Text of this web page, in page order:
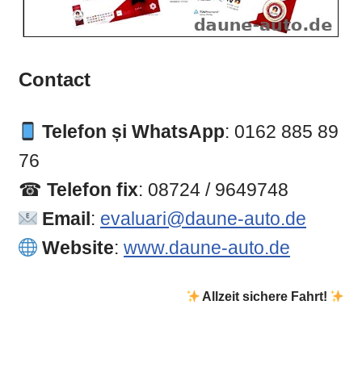
Contact
Telefon și WhatsApp: 0162 885 89
76
☎ Telefon fix: 08724 / 9649748
Email : evaluari@daune-auto.de
Website: www.daune-auto.de
Allzeit sichere Fahrt!